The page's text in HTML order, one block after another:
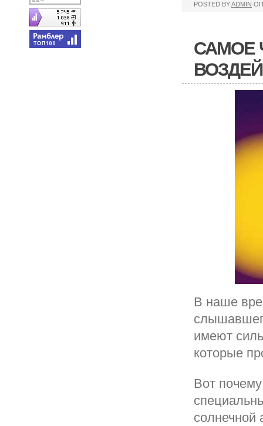
POSTED BYADMIN
САМОЕ
В наше
имеют
которые
Вот
солнечной